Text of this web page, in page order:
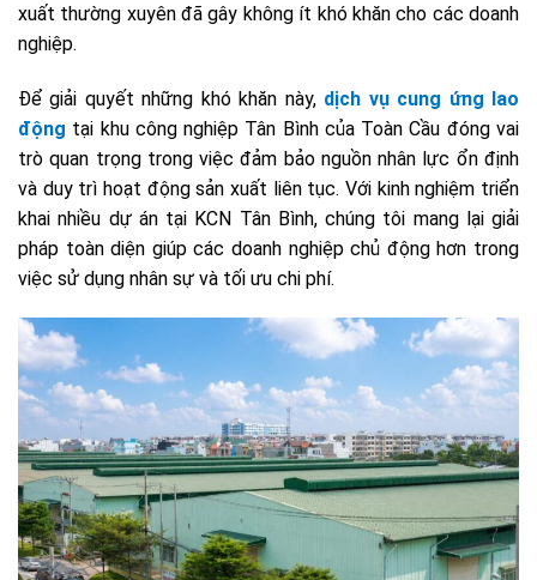
xuất thường xuyên đã gây không ít khó khăn cho các doanh
nghiệp.
Để giải quyết những khó khăn này, dịch vụ cung ứng lao
động tại khu công nghiệp Tân Bình của Toàn Cầu đóng vai
trò quan trọng trong việc đảm bảo nguồn nhân lực ổn định
và duy trì hoạt động sản xuất liên tục. Với kinh nghiệm triển
khai nhiều dự án tại KCN Tân Bình, chúng tôi mang lại giải
pháp toàn diện giúp các doanh nghiệp chủ động hơn trong
việc sử dụng nhân sự và tối ưu chi phí.